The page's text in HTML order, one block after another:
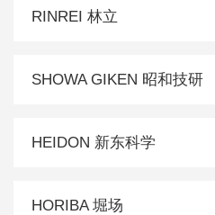
RINREI 林立
SHOWA GIKEN 昭和技研
HEIDON 新东科学
HORIBA 堀场